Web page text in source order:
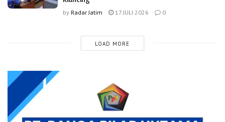
by Radar Jatim 17 JULI 2026 0
LOAD MORE